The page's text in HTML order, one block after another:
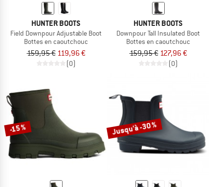
HUNTER BOOTS
Field Downpour Adjustable Boot
Bottes en caoutchouc
159,95 € 119,96 €
(0)
HUNTER BOOTS
Downpour Tall Insulated Boot
Bottes en caoutchouc
159,95 € 127,96 €
(0)
-15 % Jusqu'à -30 %